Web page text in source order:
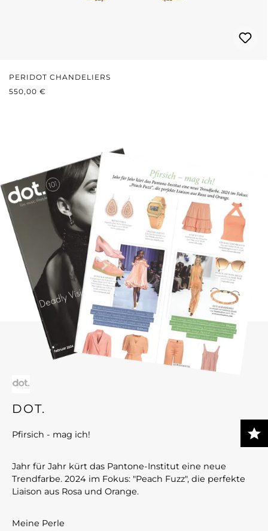
PERIDOT CHANDELIERS
REGULÄRER PREIS:
550,00 €
DOT.
Pfirsich - mag ich!
Jahr für Jahr kürt das Pantone-Institut eine neue
Trendfarbe. 2024 im Fokus: "Peach Fuzz", die perfekte
Liaison aus Rosa und Orange.
Meine Perle